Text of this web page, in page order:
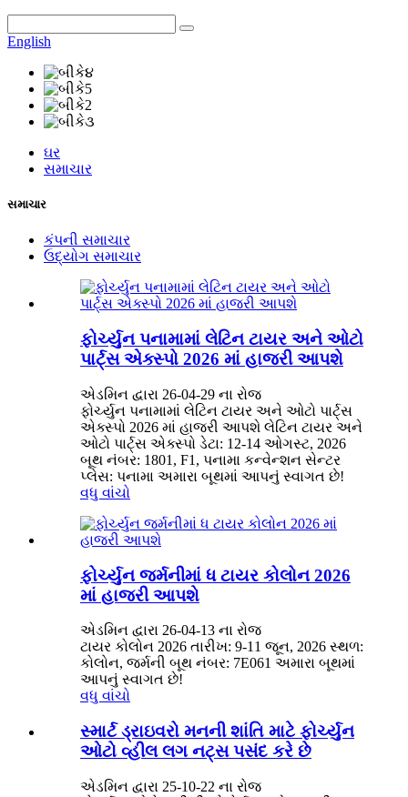
English
ઘર
સમાચાર
સમાચાર
કંપની સમાચાર
ઉદ્યોગ સમાચાર
ફોર્ચ્યુન પનામામાં લેટિન ટાયર અને ઓટો
પાર્ટ્સ એક્સ્પો 2026 માં હાજરી આપશે
એડમિન દ્વારા 26-04-29 ના રોજ
ફોર્ચ્યુન પનામામાં લેટિન ટાયર અને ઓટો પાર્ટ્સ
એક્સ્પો 2026 માં હાજરી આપશે લેટિન ટાયર અને
ઓટો પાર્ટ્સ એક્સ્પો ડેટા: 12-14 ઓગસ્ટ, 2026
બૂથ નંબર: 1801, F1, પનામા કન્વેન્શન સેન્ટર
પ્લેસ: પનામા અમારા બૂથમાં આપનું સ્વાગત છે!
વધુ વાંચો
ફોર્ચ્યુન જર્મનીમાં ધ ટાયર કોલોન 2026
માં હાજરી આપશે
એડમિન દ્વારા 26-04-13 ના રોજ
ટાયર કોલોન 2026 તારીખ: 9-11 જૂન, 2026 સ્થળ:
કોલોન, જર્મની બૂથ નંબર: 7E061 અમારા બૂથમાં
આપનું સ્વાગત છે!
વધુ વાંચો
સ્માર્ટ ડ્રાઇવરો મનની શાંતિ માટે ફોર્ચ્યુન
ઓટો વ્હીલ લગ નટ્સ પસંદ કરે છે
એડમિન દ્વારા 25-10-22 ના રોજ